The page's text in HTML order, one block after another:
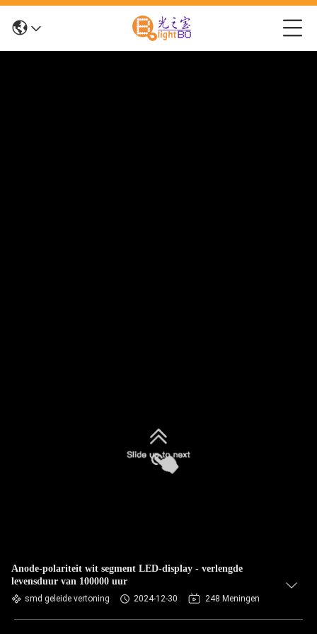
Anode-polariteit wit segment LED-display - verlengde
levensduur van 100000 uur
smd geleide vertoning 2024-12-30 248 Meningen